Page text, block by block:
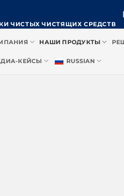
ЧИСТЫХ ЧИСТЯЩИХ СРЕДСТВ
НАШИ ПРОДУКТЫ
КЕЙСЫ RUSSIAN